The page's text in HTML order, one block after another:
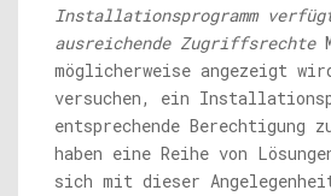
Installationsprogramm
ausreichende Zugriffsrechte
möglicherweise angezeigt
versuchen, ein
entsprechende Berechtigung
haben eine Reihe von
sich mit dieser